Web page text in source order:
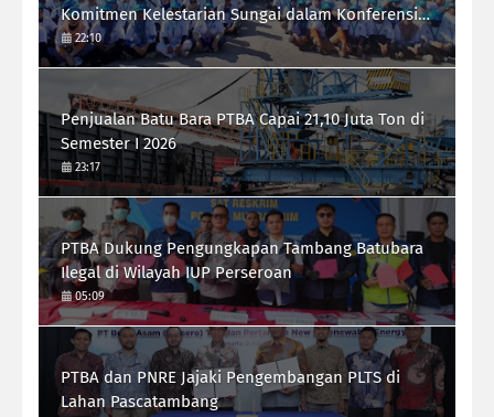
Komitmen Kelestarian Sungai dalam Konferensi
Sungai Indonesia 2026
22:10
Penjualan Batu Bara PTBA Capai 21,10 Juta Ton di
Semester I 2026
23:17
PTBA Dukung Pengungkapan Tambang Batubara
Ilegal di Wilayah IUP Perseroan
05:09
PTBA dan PNRE Jajaki Pengembangan PLTS di
Lahan Pascatambang